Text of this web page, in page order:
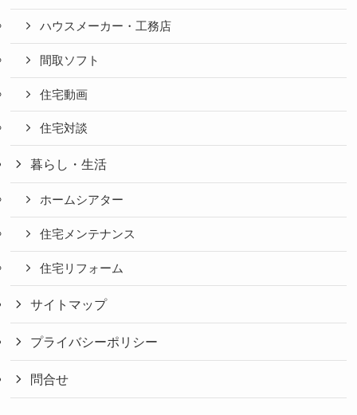
ハウスメーカー・工務店
間取ソフト
住宅動画
住宅対談
暮らし・生活
ホームシアター
住宅メンテナンス
住宅リフォーム
サイトマップ
プライバシーポリシー
問合せ